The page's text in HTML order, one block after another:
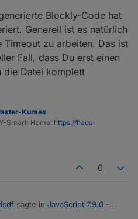
Blockly-Code hat
Generell ist es natürlich
zu arbeiten. Das ist
Fall, dass Du erst einen
die Datei komplett
Kurses
Smart-Home: https://haus-
0
sagte in JavaScript 7.9.0 -